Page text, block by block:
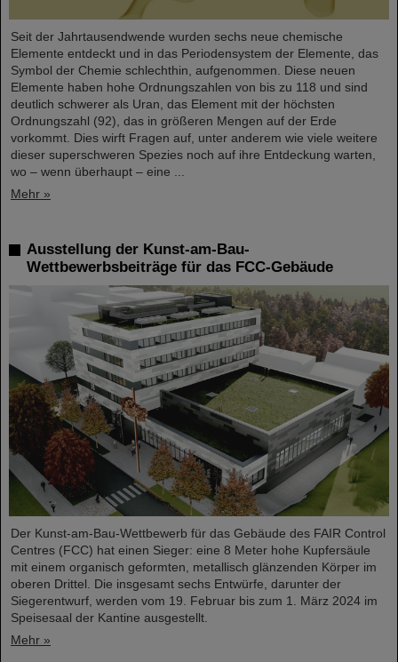
Seit der Jahrtausendwende wurden sechs neue chemische
Elemente entdeckt und in das Periodensystem der Elemente, das
Symbol der Chemie schlechthin, aufgenommen. Diese neuen
Elemente haben hohe Ordnungszahlen von bis zu 118 und sind
deutlich schwerer als Uran, das Element mit der höchsten
Ordnungszahl (92), das in größeren Mengen auf der Erde
vorkommt. Dies wirft Fragen auf, unter anderem wie viele weitere
dieser superschweren Spezies noch auf ihre Entdeckung warten,
wo – wenn überhaupt – eine ...
Mehr »
Ausstellung der Kunst-am-Bau-
Wettbewerbsbeiträge für das FCC-Gebäude
Der Kunst-am-Bau-Wettbewerb für das Gebäude des FAIR Control
Centres (FCC) hat einen Sieger: eine 8 Meter hohe Kupfersäule
mit einem organisch geformten, metallisch glänzenden Körper im
oberen Drittel. Die insgesamt sechs Entwürfe, darunter der
Siegerentwurf, werden vom 19. Februar bis zum 1. März 2024 im
Speisesaal der Kantine ausgestellt.
Mehr »